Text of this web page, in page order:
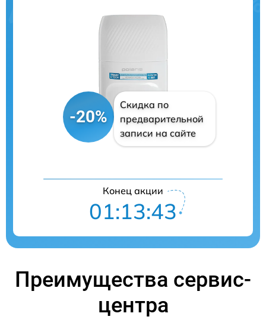
-20%
Скидка по
предварительной
записи на сайте
Конец акции
01:13:43
Преимущества сервис-
центра